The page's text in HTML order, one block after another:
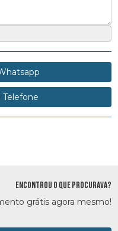
ENCONTROU O QUE PROCURAVA?
grátis agora mesmo!